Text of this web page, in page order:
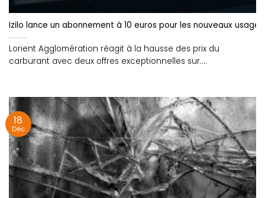
Izilo lance un abonnement à 10 euros pour les nouveaux
Lorient Agglomération réagit à la hausse des prix du
carburant avec deux offres exceptionnelles sur....
18
Déc